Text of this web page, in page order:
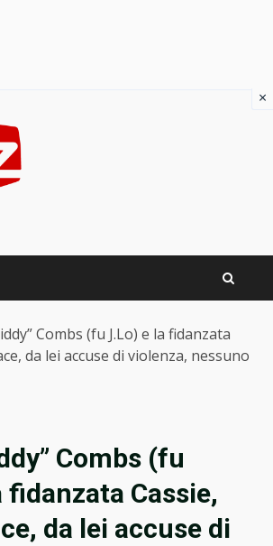
Combs (fu J.Lo) e la fidanzata
da lei accuse di violenza, nessuno
Combs (fu
fidanzata Cassie,
da lei accuse di
×